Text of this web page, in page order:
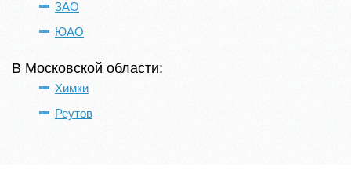
ЗАО
ЮАО
В Московской области:
Химки
Реутов